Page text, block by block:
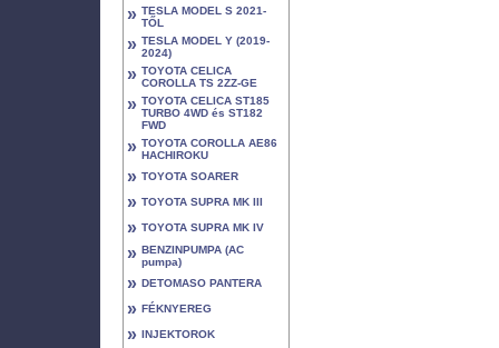
» TESLA MODEL S 2021-
TŐL
» TESLA MODEL Y (2019-
2024)
» TOYOTA CELICA
COROLLA TS 2ZZ-GE
» TOYOTA CELICA ST185
TURBO 4WD és ST182
FWD
» TOYOTA COROLLA AE86
HACHIROKU
» TOYOTA SOARER
» TOYOTA SUPRA MK III
» TOYOTA SUPRA MK IV
» BENZINPUMPA (AC
pumpa)
» DETOMASO PANTERA
» FÉKNYEREG
» INJEKTOROK